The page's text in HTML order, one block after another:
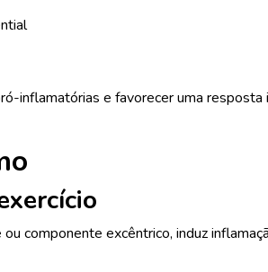
inflamatórias e favorecer uma
componente excêntrico, induz